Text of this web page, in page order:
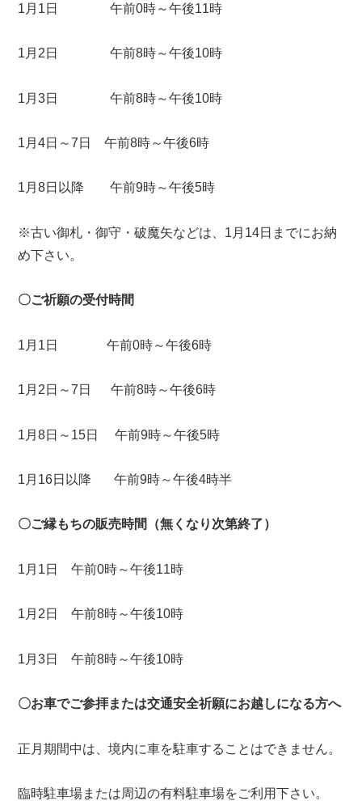
1月1日 午前0時～午後11時
1月2日 午前8時～午後10時
1月3日 午前8時～午後10時
1月4日～7日 午前8時～午後6時
1月8日以降 午前9時～午後5時
※古い御札・御守・破魔矢などは、1月14日までにお納
め下さい。
〇ご祈願の受付時間
1月1日 午前0時～午後6時
1月2日～7日 午前8時～午後6時
1月8日～15日 午前9時～午後5時
1月16日以降 午前9時～午後4時半
〇ご縁もちの販売時間（無くなり次第終了）
1月1日 午前0時～午後11時
1月2日 午前8時～午後10時
1月3日 午前8時～午後10時
〇お車でご参拝または交通安全祈願にお越しになる方へ
正月期間中は、境内に車を駐車することはできません。
臨時駐車場または周辺の有料駐車場をご利用下さい。